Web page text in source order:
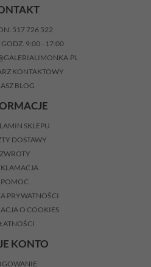
517 726 522
GODZ. 9:00 - 17:00
KONTAKTOWY
BLOG
SKLEPU
DOSTAWY
ZWROTY
POMOC
PRYWATNOŚCI
O COOKIES
KONTO